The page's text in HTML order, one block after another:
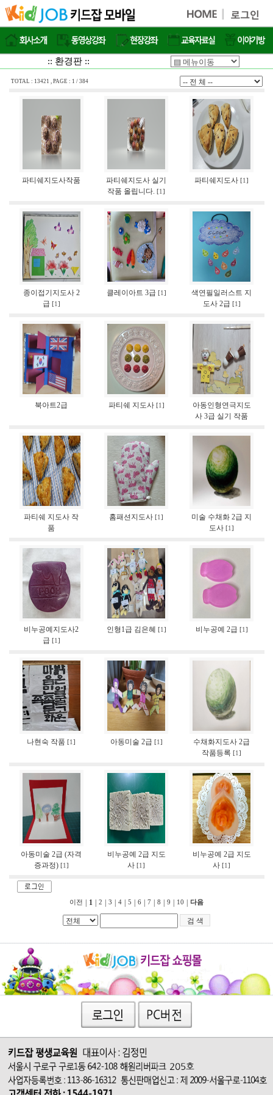
:: 환경판 ::
TOTAL : 13421 , PAGE : 1 / 384
파티쉐지도사작품
파티쉐지도사 실기
작품 올립니다. [1 ]
파티쉐지도사 [1 ]
종이접기지도사 2
급 [1 ]
클레이아트 3급 [1 ]
색연필일러스트 지
도사 2급 [1 ]
북아트2급 파티쉐 지도사 [1 ]
아동인형연극지도
사 3급 실기 작품
파티쉐 지도사 작
품
홈패션지도사 [1 ]
미술 수채화 2급 지
도사 [1 ]
비누공예지도사2
급 [1 ]
인형1급 김은혜 [1 ] 비누공예 2급 [1 ]
나현숙 작품 [1 ] 아동미술 2급 [1 ]
수채화지도사 2급
작품등록 [1 ]
아동미술 2급 (자격
증과정) [1 ]
비누공예 2급 지도
사 [1 ]
비누공예 2급 지도
사 [1 ]
이전 1 2 3 4 5 6 7 8 9 10 다음